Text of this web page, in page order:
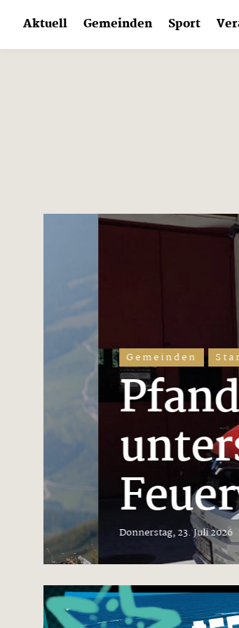
content
Aktuell Gemeinden Sport
Gemeinden Start
Donnerstag, 23. Juli 2026